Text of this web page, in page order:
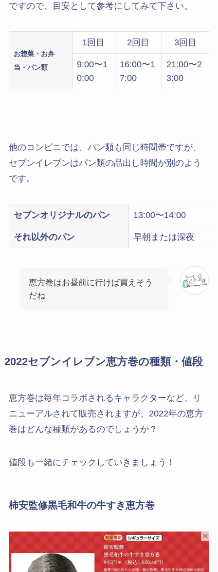
ですので、目安として参考にしてみて下さい。
お惣菜・お弁
当・パン類
1回目 2回目 3回目
9:00〜1
0:00
16:00〜1
7:00
21:00〜2
3:00
他のコンビニでは、パン類も同じ時間帯ですが、
セブンイレブンはパン類の品出し時間が別のよう
です。
セブンオリジナルのパン 13:00〜14:00
それ以外のパン 早朝または深夜
恵方巻はお昼前に行けば買えそう
だね
2022セブンイレブン恵方巻の種類・値段
恵方巻は毎年コラボされるキャラクターなど、リ
ニューアルされて販売されますが、2022年の恵方
巻はどんな種類があるのでしょうか？
値段も一緒にチェックしていきましょう！
柿安監修黒毛和牛の牛すき恵方巻